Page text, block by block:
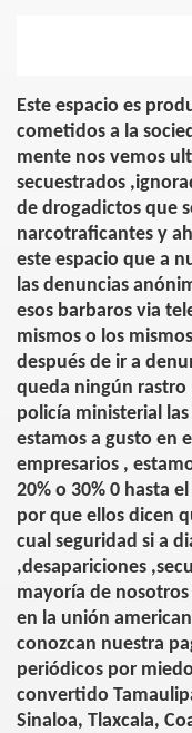
Este espacio es
cometidos a la
mente nos vemos
secuestrados
de drogadictos que
narcotraficantes y
este espacio que a
las denuncias
esos barbaros via
mismos o los
después de ir a
queda ningún rastro
policía ministerial
estamos a gusto en
empresarios ,
20% o 30% 0 hasta
por que ellos dicen
cual seguridad si a
,desapariciones
mayoría de
en la unión
conozcan nuestra
periódicos por
convertido
Sinaloa, Tlaxcala,
BARBIE"